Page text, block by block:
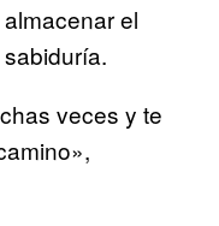
el
veces y te